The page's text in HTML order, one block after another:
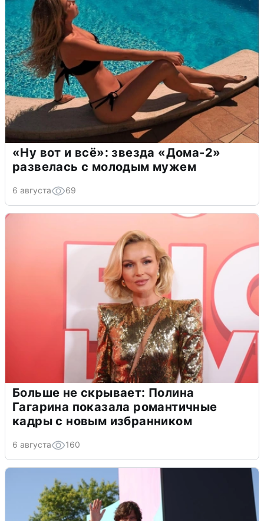
«Ну вот и всё»: звезда «Дома-2»
развелась с молодым мужем
6 августа 69
Больше не скрывает: Полина
Гагарина показала романтичные
кадры с новым избранником
6 августа 160